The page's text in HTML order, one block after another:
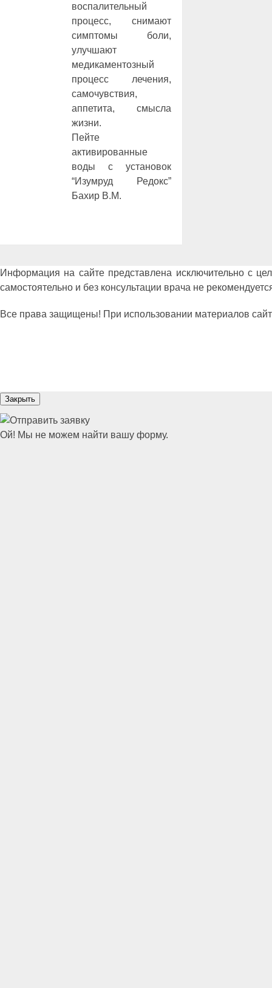
воспалительный
процесс, снимают
симптомы боли,
улучшают
медикаментозный
процесс лечения,
самочувствия,
аппетита, смысла
жизни.
Пейте
активированные
воды с установок
“Изумруд Редокс”
Бахир В.М.
Информация на сайте представлена исключительно с
самостоятельно и без консультации врача не
Все права защищены! При использовании материалов
Закрыть
Ой! Мы не можем найти вашу форму.